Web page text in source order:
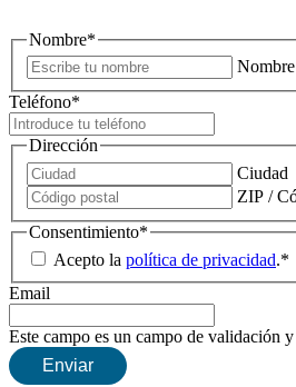
Nombre*
Nombre
Teléfono*
Dirección
Ciudad
ZIP /
Consentimiento*
Acepto la política de privacidad.*
Email
Este campo es un campo de validación